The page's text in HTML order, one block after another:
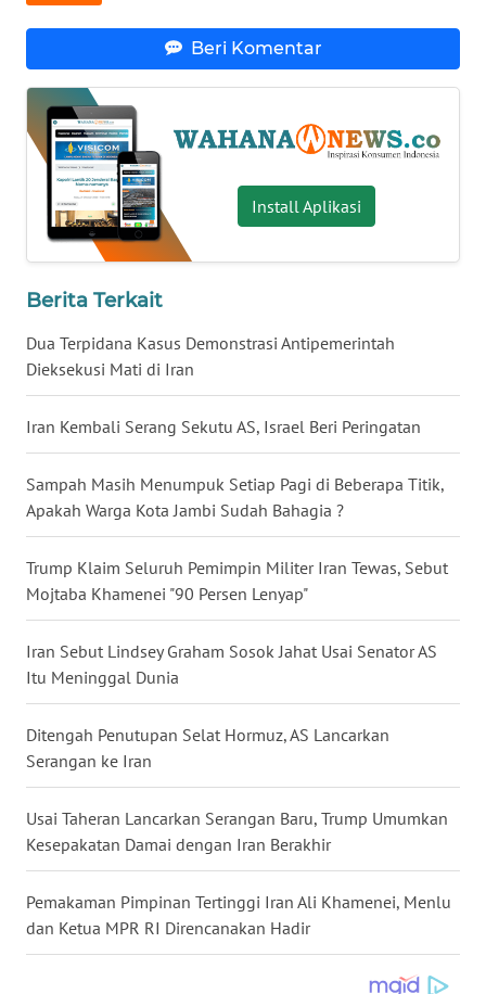
Beri Komentar
Install Aplikasi
Berita Terkait
Dua Terpidana Kasus Demonstrasi Antipemerintah
Dieksekusi Mati di Iran
Iran Kembali Serang Sekutu AS, Israel Beri Peringatan
Sampah Masih Menumpuk Setiap Pagi di Beberapa Titik,
Apakah Warga Kota Jambi Sudah Bahagia ?
Trump Klaim Seluruh Pemimpin Militer Iran Tewas, Sebut
Mojtaba Khamenei "90 Persen Lenyap"
Iran Sebut Lindsey Graham Sosok Jahat Usai Senator AS
Itu Meninggal Dunia
Ditengah Penutupan Selat Hormuz, AS Lancarkan
Serangan ke Iran
Usai Taheran Lancarkan Serangan Baru, Trump Umumkan
Kesepakatan Damai dengan Iran Berakhir
Pemakaman Pimpinan Tertinggi Iran Ali Khamenei, Menlu
dan Ketua MPR RI Direncanakan Hadir
WN
WN
SUMBAR
WN
SUMSEL
BENGKULU
WN
LAMPUNG
WN
JATENG
WN
NUSANTARA
WN
JOGJA
WN
WN
BALI
WN
KALBAR
WN
KALTENG